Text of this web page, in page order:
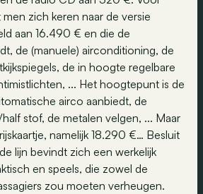
zich keren naar de versie
aan 16.490 € en die de
de (manuele) airconditioning, de
de in hoogte regelbare
... Het hoogtepunt is de
airco aanbiedt, de
stof, de metalen velgen, ... Maar
namelijk 18.290 €… Besluit
lijn bevindt zich een werkelijk
en speels, die zowel de
zou moeten verheugen.